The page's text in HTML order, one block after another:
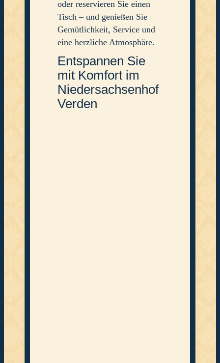
oder reservieren Sie einen
Tisch – und genießen Sie
Gemütlichkeit, Service und
eine herzliche Atmosphäre.
Entspannen Sie
mit Komfort im
Niedersachsen­­­hof
Verden